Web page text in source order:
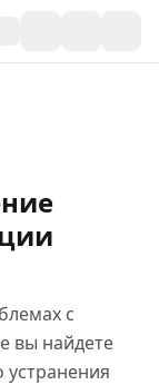
с
вы найдете